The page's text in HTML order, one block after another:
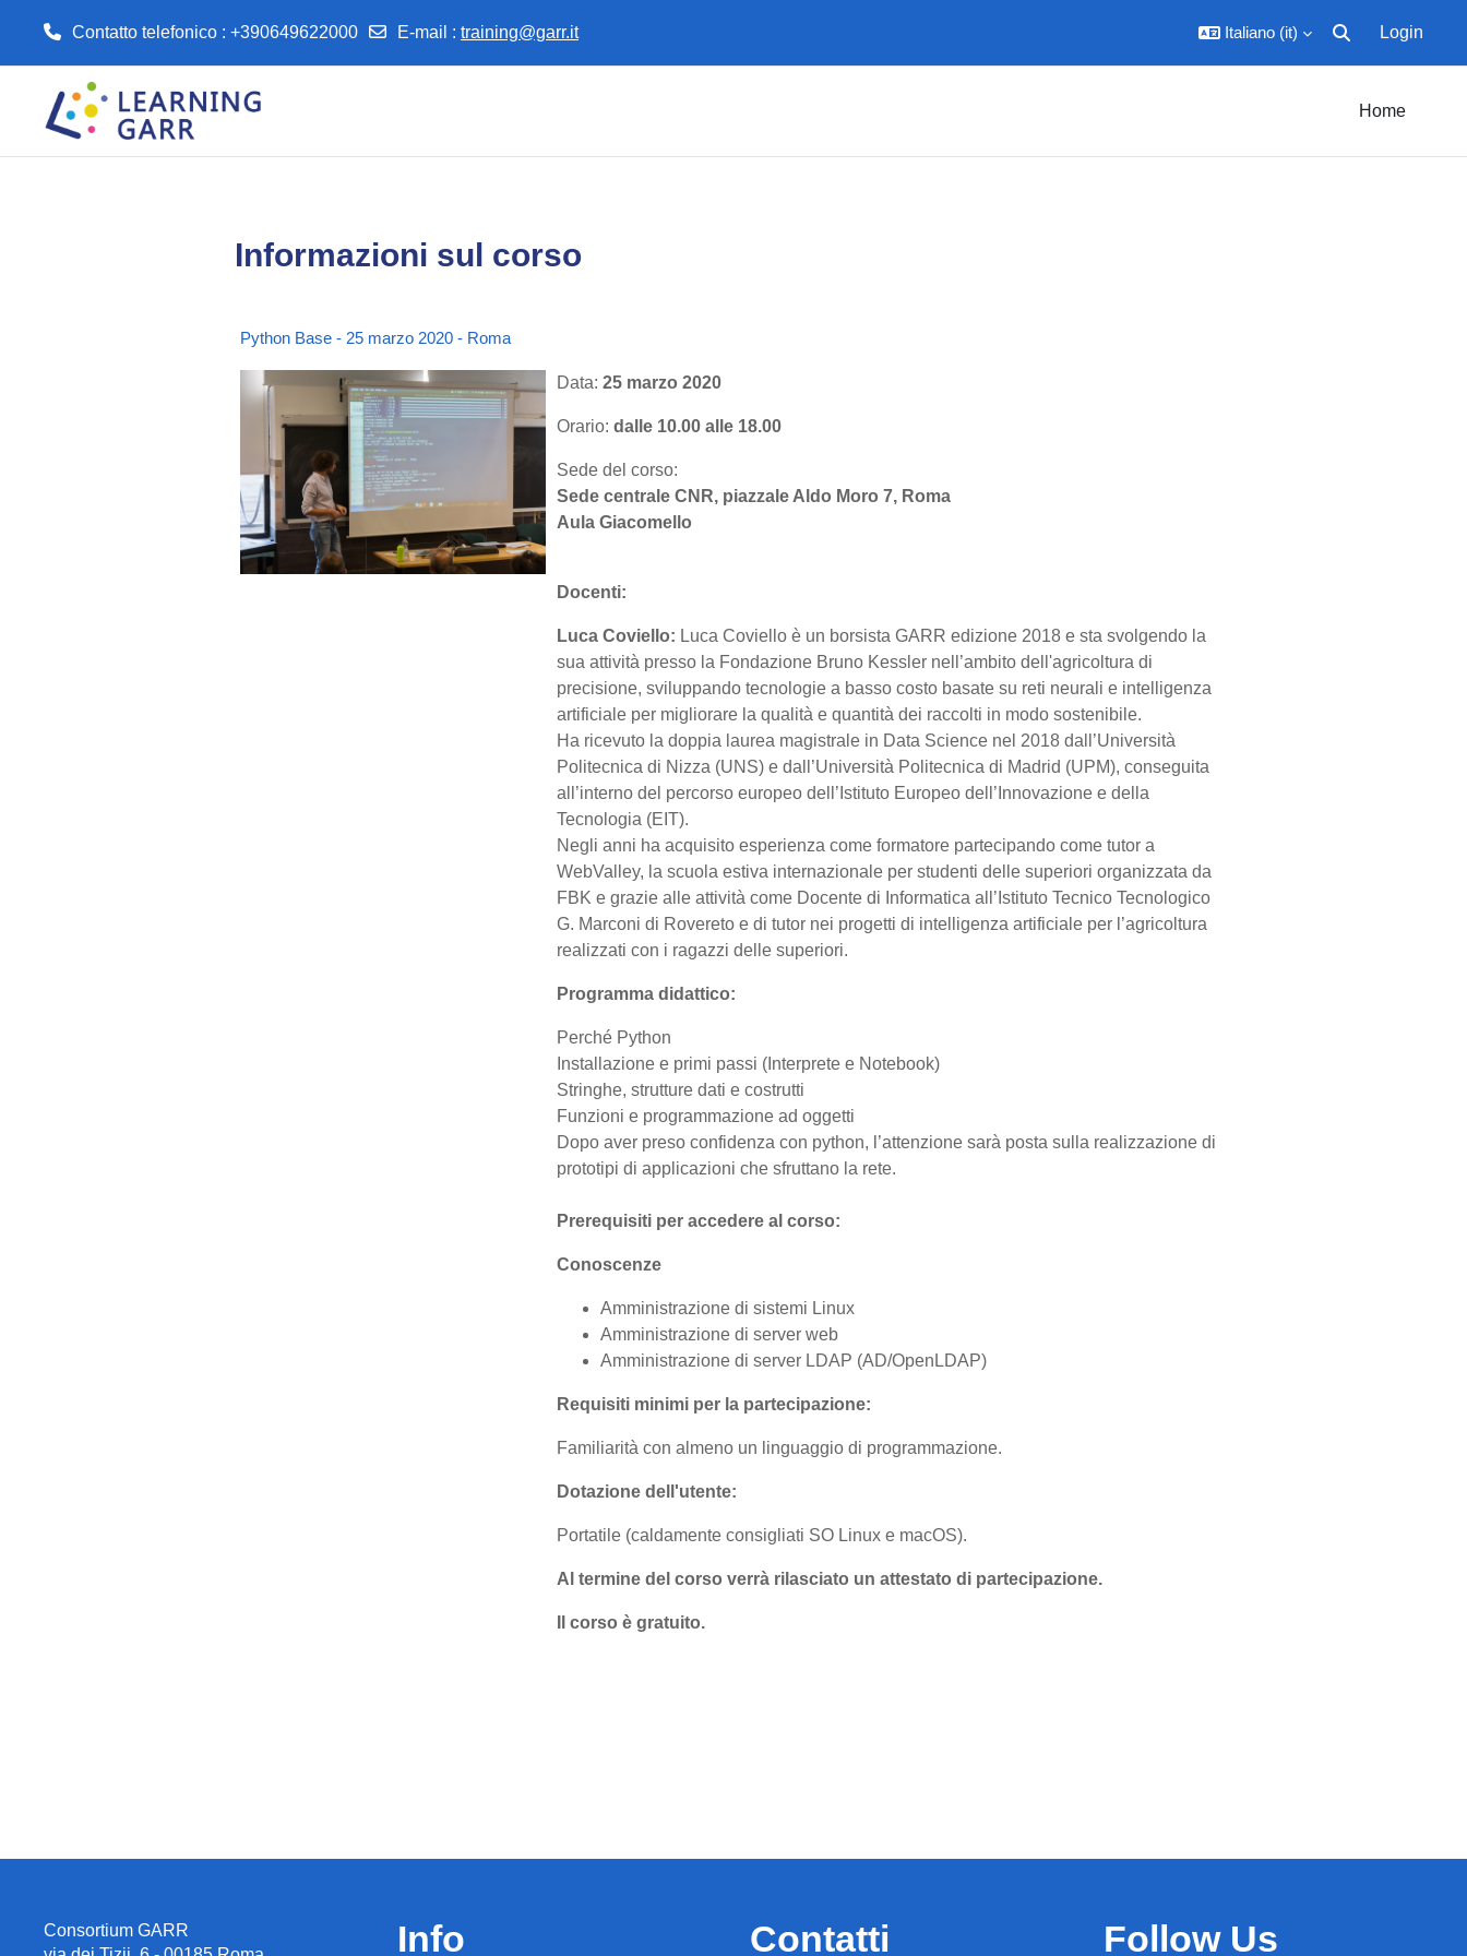
Contatto telefonico : +390649622000 E-mail : training@garr.it Italiano ‎(it)‎
Attiva/disattiva
Login
Home
Informazioni sul corso
Python Base - 25 marzo 2020 - Roma
Data: 25 marzo 2020
Orario: dalle 10.00 alle 18.00
Sede del corso:
Sede centrale CNR, piazzale Aldo Moro 7, Roma
Aula Giacomello
Docenti:
Luca Coviello: Luca Coviello è un borsista GARR edizione 2018 e sta svolgendo la
sua attività presso la Fondazione Bruno Kessler nell’ambito dell'agricoltura di
precisione, sviluppando tecnologie a basso costo basate su reti neurali e intelligenza
artificiale per migliorare la qualità e quantità dei raccolti in modo sostenibile.
Ha ricevuto la doppia laurea magistrale in Data Science nel 2018 dall’Università
Politecnica di Nizza (UNS) e dall’Università Politecnica di Madrid (UPM), conseguita
all’interno del percorso europeo dell’Istituto Europeo dell’Innovazione e della
Tecnologia (EIT).
Negli anni ha acquisito esperienza come formatore partecipando come tutor a
WebValley, la scuola estiva internazionale per studenti delle superiori organizzata da
FBK e grazie alle attività come Docente di Informatica all’Istituto Tecnico Tecnologico
G. Marconi di Rovereto e di tutor nei progetti di intelligenza artificiale per l’agricoltura
realizzati con i ragazzi delle superiori.
Programma didattico:
Perché Python
Installazione e primi passi (Interprete e Notebook)
Stringhe, strutture dati e costrutti
Funzioni e programmazione ad oggetti
Dopo aver preso confidenza con python, l’attenzione sarà posta sulla realizzazione di
prototipi di applicazioni che sfruttano la rete.
Prerequisiti per accedere al corso:
Conoscenze
Amministrazione di sistemi Linux
Amministrazione di server web
Amministrazione di server LDAP (AD/OpenLDAP)
Requisiti minimi per la partecipazione:
Familiarità con almeno un linguaggio di programmazione.
Dotazione dell'utente:
Portatile (caldamente consigliati SO Linux e macOS).
Al termine del corso verrà rilasciato un attestato di partecipazione.
Il corso è gratuito.
Consortium GARR
Info Contatti Follow Us